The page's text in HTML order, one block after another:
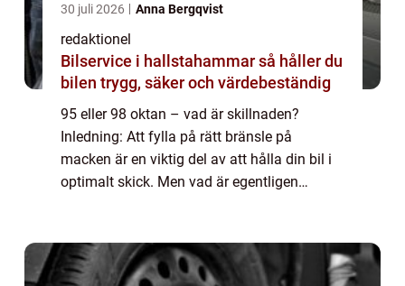
30 juli 2026 Anna Bergqvist
redaktionel
Bilservice i hallstahammar så håller du
bilen trygg, säker och värdebeständig
95 eller 98 oktan – vad är skillnaden?
Inledning: Att fylla på rätt bränsle på
macken är en viktig del av att hålla din bil i
optimalt skick. Men vad är egentligen